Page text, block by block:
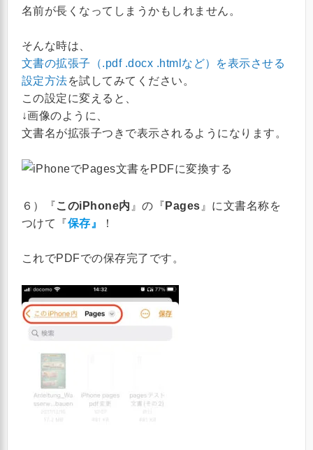
名前が長くなってしまうかもしれません。
そんな時は、
文書の拡張子（.pdf .docx .htmlなど）を表示させる
設定方法を試してみてください。
この設定に変えると、
↓画像のように、
文書名が拡張子つきで表示されるようになります。
６）『このiPhone内 』の『 Pages 』に文書名称を
つけて『保存』 ！
これでPDFでの保存完了です。